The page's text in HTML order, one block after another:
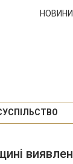
НОВИНИ